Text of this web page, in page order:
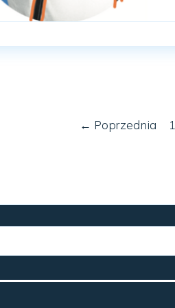
← Poprzednia 1